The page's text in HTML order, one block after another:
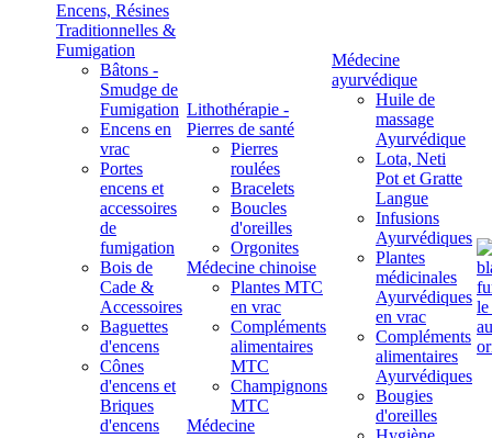
Encens, Résines
Traditionnelles &
Fumigation
Bâtons -
Smudge de
Fumigation
Encens en
vrac
Portes
encens et
accessoires
de
fumigation
Bois de
Cade &
Accessoires
Baguettes
d'encens
Cônes
d'encens et
Briques
d'encens
Lithothérapie -
Pierres de santé
Pierres
roulées
Bracelets
Boucles
d'oreilles
Orgonites
Médecine chinoise
Plantes MTC
en vrac
Compléments
alimentaires
MTC
Champignons
MTC
Médecine
Médecine
ayurvédique
Huile de
massage
Ayurvédique
Lota, Neti
Pot et Gratte
Langue
Infusions
Ayurvédiques
Plantes
médicinales
Ayurvédiques
en vrac
Compléments
alimentaires
Ayurvédiques
Bougies
d'oreilles